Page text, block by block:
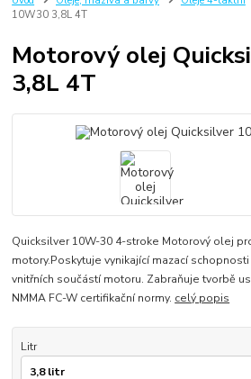
10W30 3,8L 4T
Motorový olej
3,8L 4T
Quicksilver 10W-30 4-stroke Motorový olej
motory.Poskytuje vynikající mazací
vnitřních součástí motoru. Zabraňuje tvorbě
NMMA FC-W certifikační normy. celý popis
Litr